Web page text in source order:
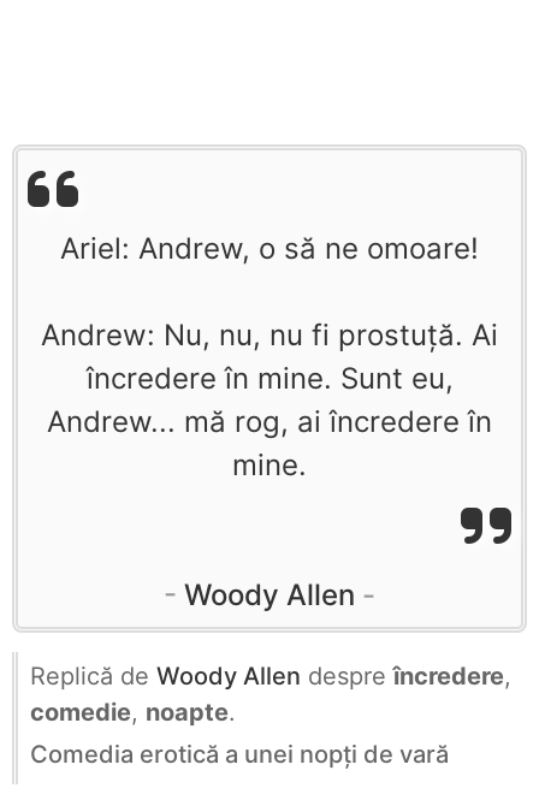
Ariel: Andrew, o să ne omoare!
Andrew: Nu, nu, nu fi prostuţă. Ai
încredere în mine. Sunt eu,
Andrew... mă rog, ai încredere în
mine.
Woody Allen
Replică de Woody Allen despreîncredere,
comedie, noapte.
Comedia erotică a unei nopţi de vară